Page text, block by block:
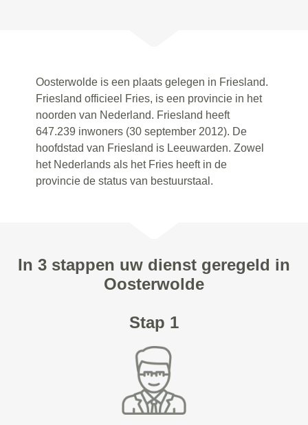
Oosterwolde is een plaats gelegen in Friesland.
Friesland officieel Fries, is een provincie in het
noorden van Nederland. Friesland heeft
647.239 inwoners (30 september 2012). De
hoofdstad van Friesland is Leeuwarden. Zowel
het Nederlands als het Fries heeft in de
provincie de status van bestuurstaal.
In 3 stappen uw dienst geregeld in
Oosterwolde
Stap 1